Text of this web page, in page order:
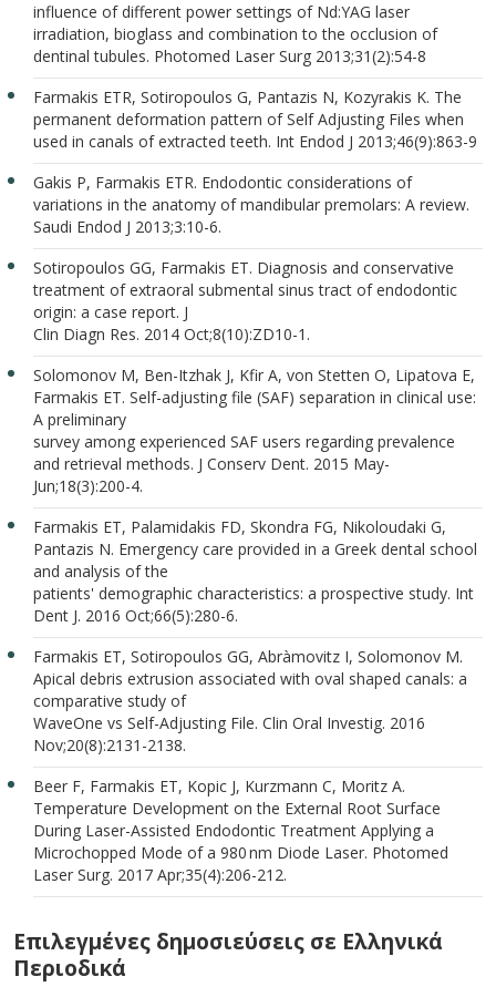
influence of different power settings of Nd:YAG laser
irradiation, bioglass and combination to the occlusion of
dentinal tubules. Photomed Laser Surg 2013;31(2):54-8
Farmakis ETR, Sotiropoulos G, Pantazis N, Kozyrakis K. The
permanent deformation pattern of Self Adjusting Files when
used in canals of extracted teeth. Int Endod J 2013;46(9):863-9
Gakis P, Farmakis ETR. Endodontic considerations of
variations in the anatomy of mandibular premolars: A review.
Saudi Endod J 2013;3:10-6.
Sotiropoulos GG, Farmakis ET. Diagnosis and conservative
treatment of extraoral submental sinus tract of endodontic
origin: a case report. J
Clin Diagn Res. 2014 Oct;8(10):ZD10-1.
Solomonov M, Ben-Itzhak J, Kfir A, von Stetten O, Lipatova E,
Farmakis ET. Self-adjusting file (SAF) separation in clinical use:
A preliminary
survey among experienced SAF users regarding prevalence
and retrieval methods. J Conserv Dent. 2015 May-
Jun;18(3):200-4.
Farmakis ET, Palamidakis FD, Skondra FG, Nikoloudaki G,
Pantazis N. Emergency care provided in a Greek dental school
and analysis of the
patients' demographic characteristics: a prospective study. Int
Dent J. 2016 Oct;66(5):280-6.
Farmakis ET, Sotiropoulos GG, Abràmovitz I, Solomonov M.
Apical debris extrusion associated with oval shaped canals: a
comparative study of
WaveOne vs Self-Adjusting File. Clin Oral Investig. 2016
Nov;20(8):2131-2138.
Beer F, Farmakis ET, Kopic J, Kurzmann C, Moritz A.
Temperature Development on the External Root Surface
During Laser-Assisted Endodontic Treatment Applying a
Microchopped Mode of a 980 nm Diode Laser. Photomed
Laser Surg. 2017 Apr;35(4):206-212.
Επιλεγμένες δημοσιεύσεις σε Ελληνικά
Περιοδικά